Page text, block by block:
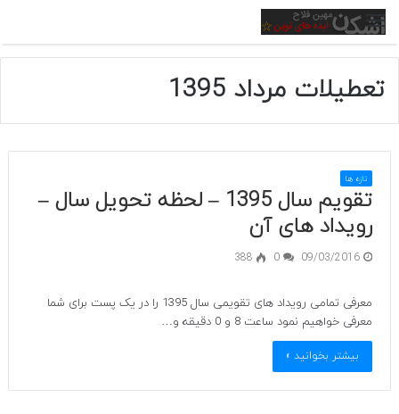
منو
تعطیلات مرداد 1395
تازه ها
تقویم سال 1395 – لحظه تحویل سال –
رویداد های آن
09/03/2016
0
388
معرفی تمامی رویداد های تقویمی سال 1395 را در یک پست برای شما
معرفی خواهیم نمود ساعت 8 و 0 دقیقه و…
بیشتر بخوانید »